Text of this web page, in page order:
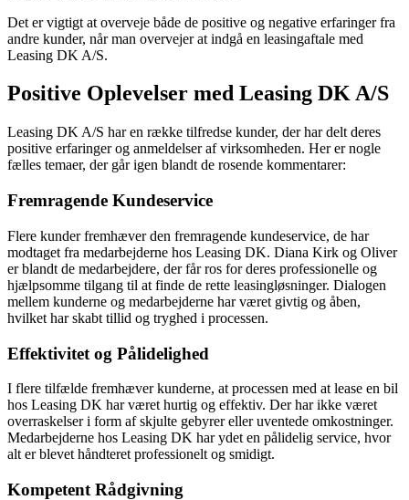
Det er vigtigt at overveje både de positive og negative erfaringer fra
andre kunder, når man overvejer at indgå en leasingaftale med
Leasing DK A/S.
Positive Oplevelser med Leasing DK A/S
Leasing DK A/S har en række tilfredse kunder, der har delt deres
positive erfaringer og anmeldelser af virksomheden. Her er nogle
fælles temaer, der går igen blandt de rosende kommentarer:
Fremragende Kundeservice
Flere kunder fremhæver den fremragende kundeservice, de har
modtaget fra medarbejderne hos Leasing DK. Diana Kirk og Oliver
er blandt de medarbejdere, der får ros for deres professionelle og
hjælpsomme tilgang til at finde de rette leasingløsninger. Dialogen
mellem kunderne og medarbejderne har været givtig og åben,
hvilket har skabt tillid og tryghed i processen.
Effektivitet og Pålidelighed
I flere tilfælde fremhæver kunderne, at processen med at lease en bil
hos Leasing DK har været hurtig og effektiv. Der har ikke været
overraskelser i form af skjulte gebyrer eller uventede omkostninger.
Medarbejderne hos Leasing DK har ydet en pålidelig service, hvor
alt er blevet håndteret professionelt og smidigt.
Kompetent Rådgivning